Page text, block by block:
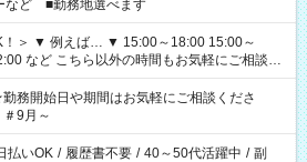
など ■勤務地選べます
15:00～
もお気軽にご相談く
務開始日や期間はお気軽にご相談くださ
9月～
払いOK / 履歴書不要 / 40～50代活躍中 / 副